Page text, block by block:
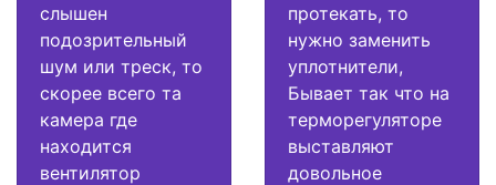
слышен
подозрительный
шум или треск, то
скорее всего та
камера где
находится
вентилятор
протекать, то
нужно заменить
уплотнители,
Бывает так что на
терморегуляторе
выставляют
довольное